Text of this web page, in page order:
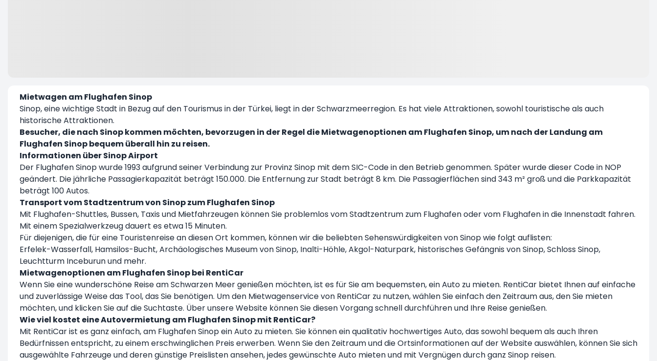
Mietwagen am Flughafen Sinop
Sinop, eine wichtige Stadt in Bezug auf den Tourismus in der Türkei, liegt in der Schwarzmeerregion. Es hat viele Attraktionen, sowohl touristische als auch
historische Attraktionen.
Besucher, die nach Sinop kommen möchten, bevorzugen in der Regel die Mietwagenoptionen am Flughafen Sinop, um nach der Landung am
Flughafen Sinop bequem überall hin zu reisen.
Informationen über Sinop Airport
Der Flughafen Sinop wurde 1993 aufgrund seiner Verbindung zur Provinz Sinop mit dem SIC-Code in den Betrieb genommen. Später wurde dieser Code in NOP
geändert. Die jährliche Passagierkapazität beträgt 150.000. Die Entfernung zur Stadt beträgt 8 km. Die Passagierflächen sind 343 m² groß und die Parkkapazität
beträgt 100 Autos.
Transport vom Stadtzentrum von Sinop zum Flughafen Sinop
Mit Flughafen-Shuttles, Bussen, Taxis und Mietfahrzeugen können Sie problemlos vom Stadtzentrum zum Flughafen oder vom Flughafen in die Innenstadt fahren.
Mit einem Spezialwerkzeug dauert es etwa 15 Minuten.
Für diejenigen, die für eine Touristenreise an diesen Ort kommen, können wir die beliebten Sehenswürdigkeiten von Sinop wie folgt auflisten:
Erfelek-Wasserfall, Hamsilos-Bucht, Archäologisches Museum von Sinop, Inalti-Höhle, Akgol-Naturpark, historisches Gefängnis von Sinop, Schloss Sinop,
Leuchtturm Inceburun und mehr.
Mietwagenoptionen am Flughafen Sinop bei RentiCar
Wenn Sie eine wunderschöne Reise am Schwarzen Meer genießen möchten, ist es für Sie am bequemsten, ein Auto zu mieten. RentiCar bietet Ihnen auf einfache
und zuverlässige Weise das Tool, das Sie benötigen. Um den Mietwagenservice von RentiCar zu nutzen, wählen Sie einfach den Zeitraum aus, den Sie mieten
möchten, und klicken Sie auf die Suchtaste. Über unsere Website können Sie diesen Vorgang schnell durchführen und Ihre Reise genießen.
Wie viel kostet eine Autovermietung am Flughafen Sinop mit RentiCar?
Mit RentiCar ist es ganz einfach, am Flughafen Sinop ein Auto zu mieten. Sie können ein qualitativ hochwertiges Auto, das sowohl bequem als auch Ihren
Bedürfnissen entspricht, zu einem erschwinglichen Preis erwerben. Wenn Sie den Zeitraum und die Ortsinformationen auf der Website auswählen, können Sie sich
ausgewählte Fahrzeuge und deren günstige Preislisten ansehen, jedes gewünschte Auto mieten und mit Vergnügen durch ganz Sinop reisen.